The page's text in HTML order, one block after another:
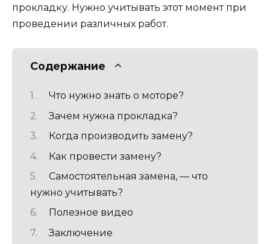
прокладку. Нужно учитывать этот момент при
проведении различных работ.
Содержание
Что нужно знать о моторе?
Зачем нужна прокладка?
Когда производить замену?
Как провести замену?
Самостоятельная замена, — что
нужно учитывать?
Полезное видео
Заключение